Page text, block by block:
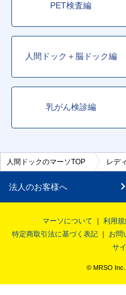
PET検査編
人間ドック＋脳ドック編
乳がん検診編
人間ドックのマーソTOP レデ
法人のお客様へ
マーソについて 利用
特定商取引法に基づく表記
お問
サ
© MRSO Inc.